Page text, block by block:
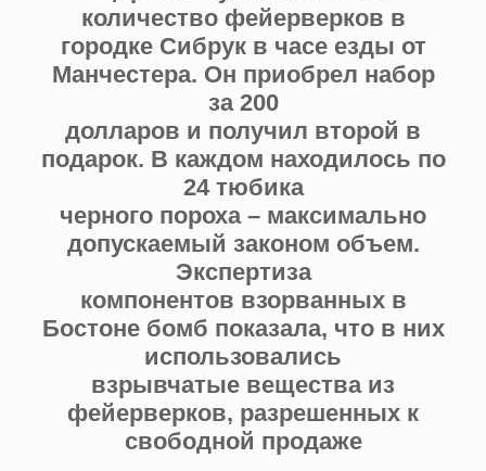
количество фейерверков в
городке Сибрук в часе езды от
Манчестера. Он приобрел набор
за 200
долларов и получил второй в
подарок. В каждом находилось по
24 тюбика
черного пороха – максимально
допускаемый законом объем.
Экспертиза
компонентов взорванных в
Бостоне бомб показала, что в них
использовались
взрывчатые вещества из
фейерверков, разрешенных к
свободной продаже